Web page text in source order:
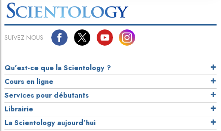
SUIVEZ-NOUS
Qu’est-ce que la Scientology ?
Cours en ligne
Services pour débutants
Librairie
La Scientology aujourd’hui